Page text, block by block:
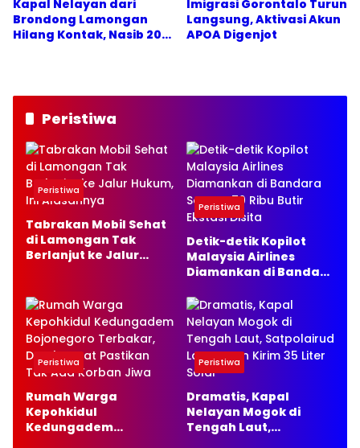
Kapal Nelayan dari
Brondong Lamongan
Hilang Kontak, Nasib 20
Imigrasi Gorontalo Turun
Langsung, Aktivasi Akun
APOA Digenjot
Peristiwa
Peristiwa
Tabrakan Mobil Sehat
di Lamongan Tak
Berlanjut ke Jalur
Peristiwa
Detik-detik Kopilot
Malaysia Airlines
Diamankan di Bandara
Ekstasi Disita
Peristiwa
Rumah Warga
Kepohkidul
Kedungadem
Peristiwa
Dramatis, Kapal
Nelayan Mogok di
Tengah Laut,